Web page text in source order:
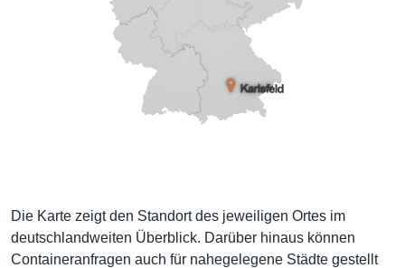
Die Karte zeigt den Standort des jeweiligen Ortes im
deutschlandweiten Überblick. Darüber hinaus können
Containeranfragen auch für nahegelegene Städte gestellt